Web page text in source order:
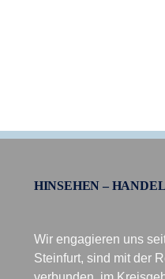
HINSEHEN –
Wir engagieren uns
Steinfurt, sind mit der